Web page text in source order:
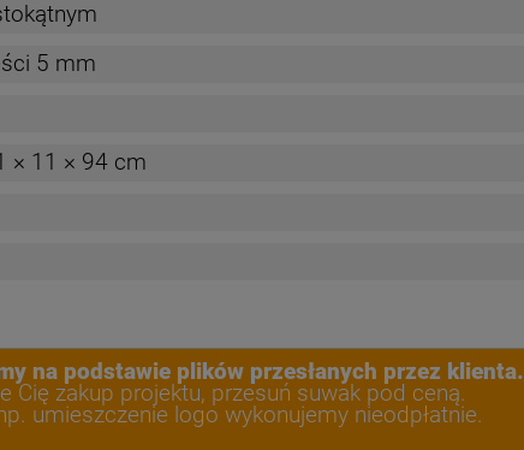
5 mm
× 11 × 94 cm
na podstawie plików przesłanych przez klienta.
Cię zakup projektu, przesuń suwak pod ceną.
umieszczenie logo wykonujemy nieodpłatnie.